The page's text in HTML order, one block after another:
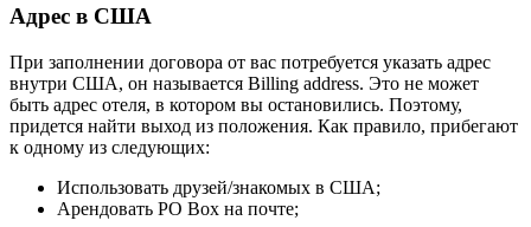
Адрес в США
При заполнении договора от вас потребуется указать адрес
внутри США, он называется Billing address. Это не может
быть адрес отеля, в котором вы остановились. Поэтому,
придется найти выход из положения. Как правило, прибегают
к одному из следующих:
Использовать друзей/знакомых в США;
Арендовать PO Box на почте;